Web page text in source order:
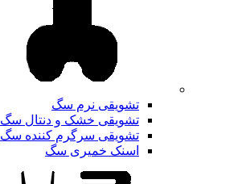
تشویقی نرم سگ
تشویقی خشک و دنتال سگ
تشویقی سرگرم کننده سگ
اسنک خمیری سگ